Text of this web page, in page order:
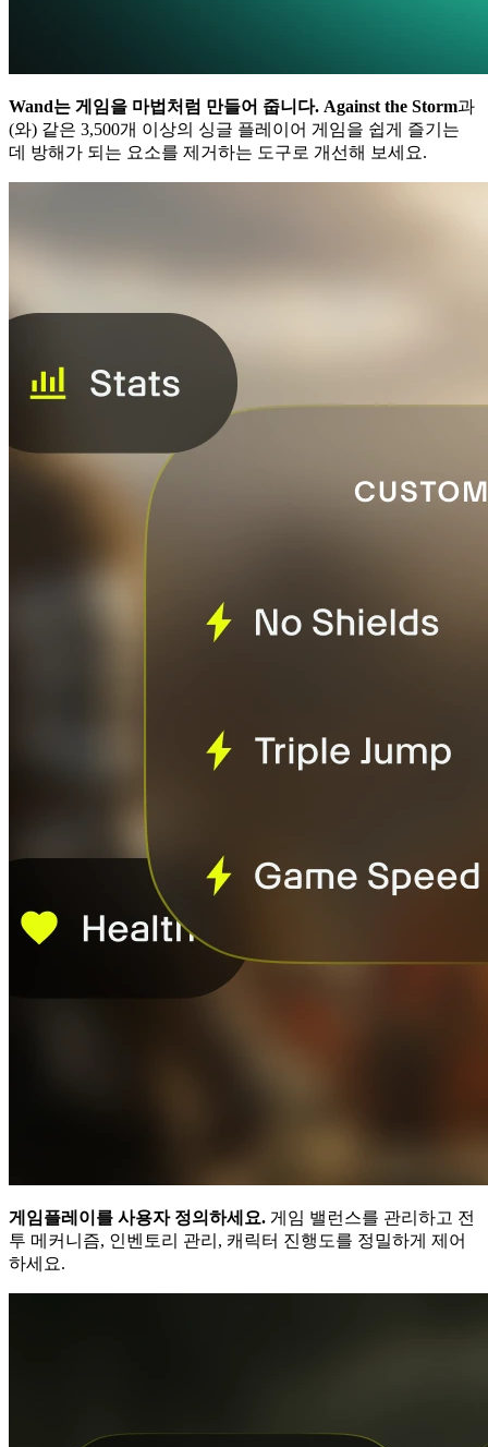
Wand는 게임을 마법처럼 만들어 줍니다. Against the Storm과
(와) 같은 3,500개 이상의 싱글 플레이어 게임을 쉽게 즐기는
데 방해가 되는 요소를 제거하는 도구로 개선해 보세요.
게임플레이를 사용자 정의하세요. 게임 밸런스를 관리하고 전
투 메커니즘, 인벤토리 관리, 캐릭터 진행도를 정밀하게 제어
하세요.